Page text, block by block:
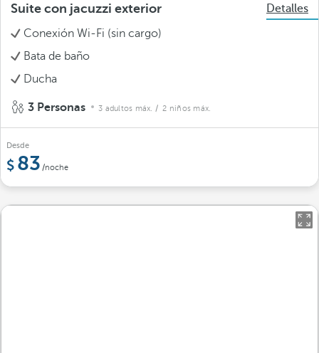
Suite con jacuzzi exterior
Detalles
Conexión Wi-Fi (sin cargo)
Bata de baño
Ducha
3 Personas 3 adultos máx. / 2 niños máx.
Desde
83 /noche